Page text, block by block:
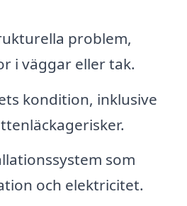
problem,
i väggar eller tak.
kondition, inklusive
som
och elektricitet.